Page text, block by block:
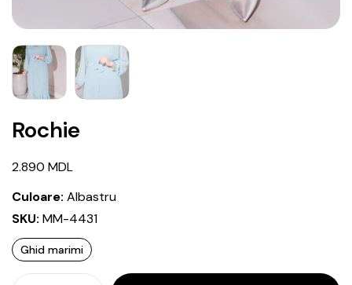
Rochie
2.890 MDL
Culoare: Albastru
SKU: MM-4431
Ghid marimi